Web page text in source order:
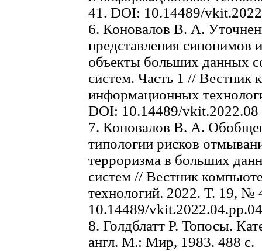
41. DOI: 10.14489/
6. Коновалов В. А.
представления
объекты больших данных
систем. Часть 1 // Вестник
информационных
DOI: 10.14489/vkit.2022.08
7. Коновалов В. А.
типологии рисков
терроризма в больших
систем // Вестник
технологий. 2022. Т. 19, №
10.14489/
8. Голдблатт Р. Топосы.
англ. М.: Мир, 1983. 488 с.